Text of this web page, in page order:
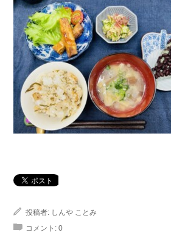
投稿者: しんや ことみ
コメント: 0